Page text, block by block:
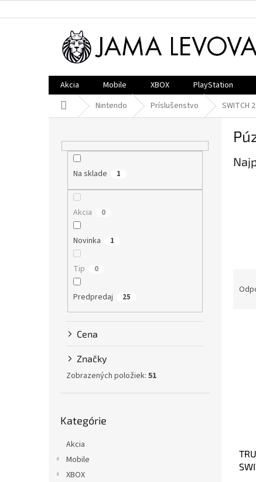
na
Akcia Mobile XBOX PlayStation
DomovNintendo Príslušenstvo SWITCH 2
Na sklade 1
Akcia 0
Novinka 1
Tip 0
Predpredaj 25
Cena
Značky
Zobrazených položiek: 51
kategórie
Kategórie
Akcia
Mobile
XBOX